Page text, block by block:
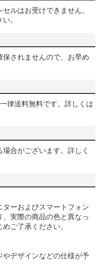
ルはお受けできません。
。
されませんので、お早め
律送料無料です。詳しくは
合がございます。詳しく
ーおよびスマートフォン
実際の商品の色と異なっ
ご了承ください。
デザインなどの仕様が予